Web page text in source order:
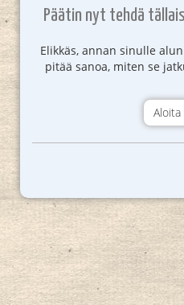
Päätin nyt tehdä
Elikkäs, annan sinulle
pitää sanoa, miten se